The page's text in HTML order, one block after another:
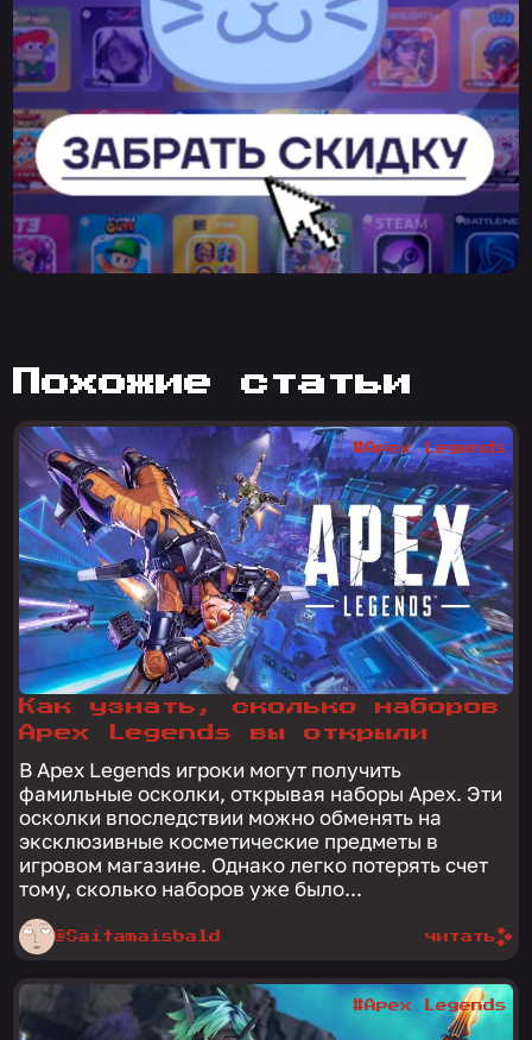
похожие статьи
Как узнать, сколько наборов
Apex Legends вы открыли
В Apex Legends игроки могут получить
фамильные осколки, открывая наборы Apex. Эти
осколки впоследствии можно обменять на
эксклюзивные косметические предметы в
игровом магазине. Однако легко потерять счет
тому, сколько наборов уже было...
@Saitamaisbald
#Apex Legends
читать
#Apex Legends